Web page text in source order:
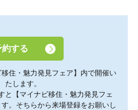
約する
住・魅力発見フェア】内で開催い
たします。
と【マイナビ移住・魅力発見フェ
。そちらから来場登録をお願いし